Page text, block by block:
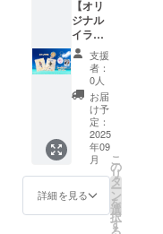
（具体
的に記
載） 原
材料
名：ブ
レンド
コー
ヒー豆
（季節
により
中身は
異なり
添加
物：な
す。
【オリ
ジナル
イラス
ト ド
リップ
パック
２種
セット
＆オリ
ジナル
キーホ
ルダー
＆ス
テッ
カー&カ
フェラ
支援
者：
0人
お届
け予
定：
2025
年09
月
詳細を見る
こ
の
リ
タ
ー
ン
を
選
択
す
る